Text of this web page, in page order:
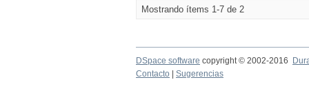
Mostrando ítems 1-7 de 2
DSpace software copyright © 2002-2016
Contacto
Sugerencias